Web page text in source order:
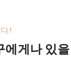
!
에게나 있